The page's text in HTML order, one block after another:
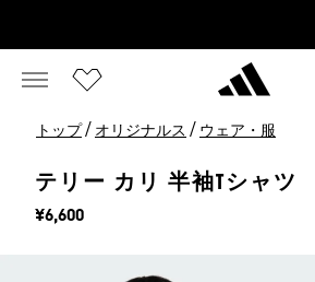
トップ / オリジナルス / ウェア・服
テリー カリ 半袖Tシャツ
価格
¥6,600